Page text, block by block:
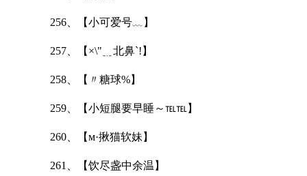
256、【小可爱号﹏】
257、【×\"﹎北鼻`!】
258、【〃糖球%】
259、【小短腿要早睡～℡℡】
260、【м·揪猫软妹】
261、【饮尽盏中余温】